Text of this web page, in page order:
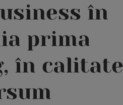
în
prima
în calitate